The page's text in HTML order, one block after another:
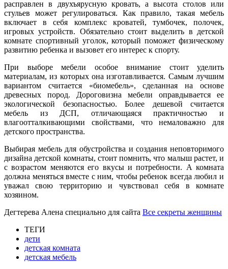
расправлен в двухъярусную кровать, а высота столов или
стульев может регулироваться. Как правило, такая мебель
включает в себя комплекс кроватей, тумбочек, полочек,
игровых устройств. Обязательно стоит выделить в детской
комнате спортивный уголок, который поможет физическому
развитию ребенка и вызовет его интерес к спорту.
При выборе мебели особое внимание стоит уделить
материалам, из которых она изготавливается. Самым лучшим
вариантом считается «биомебель», сделанная на основе
древесных пород. Дороговизна мебели оправдывается ее
экологической безопасностью. Более дешевой считается
мебель из ДСП, отличающаяся практичностью и
влагоотталкивающими свойствами, что немаловажно для
детского пространства.
Выбирая мебель для обустройства и создания неповторимого
дизайна детской комнаты, стоит помнить, что малыш растет, и
с возрастом меняются его вкусы и потребности. А комната
должна меняться вместе с ним, чтобы ребенок всегда любил и
уважал свою территорию и чувствовал себя в комнате
хозяином.
Дегтерева Алена специально для сайта Все секреты женщины
ТЕГИ
дети
детская комната
детская мебель